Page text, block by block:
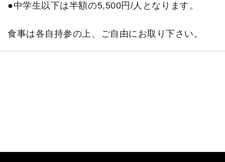
●中学生以下は半額の5,500円/人となります。
食事は各自持参の上、ご自由にお取り下さい。